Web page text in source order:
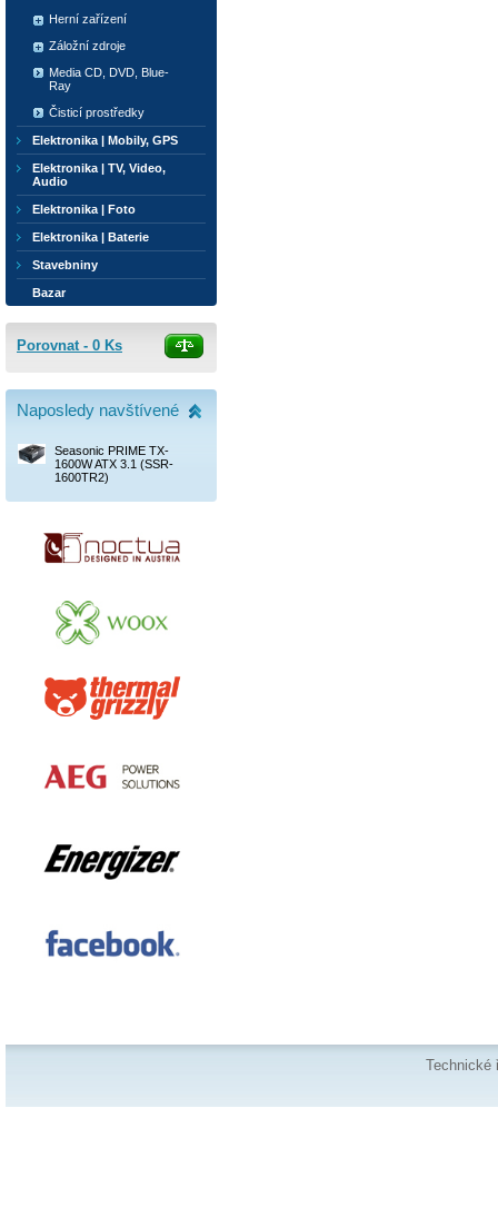
Herní zařízení
Záložní zdroje
Media CD, DVD, Blue-
Ray
Čisticí prostředky
Elektronika | Mobily, GPS
Elektronika | TV, Video,
Audio
Elektronika | Foto
Elektronika | Baterie
Stavebniny
Bazar
Porovnat - 0 Ks
Naposledy navštívené
Seasonic PRIME TX-
1600W ATX 3.1 (SSR-
1600TR2)